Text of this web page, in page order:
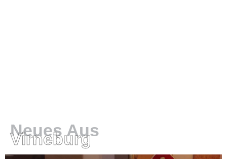
Neues Aus
Virneburg